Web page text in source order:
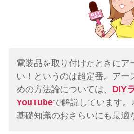
電装品を取り付けたときにア
い！というのは超定番。アー
めの方法論については、 DIY
YouTubeで解説しています
基礎知識のおさらいにも最適